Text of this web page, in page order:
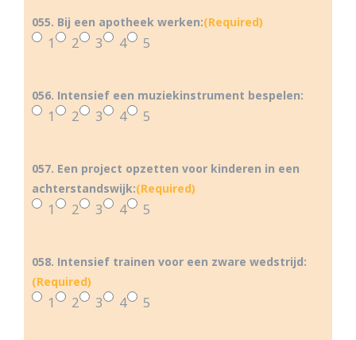
055. Bij een apotheek werken:(Required)
1 2 3 4 5
056. Intensief een muziekinstrument bespelen:
1 2 3 4 5
057. Een project opzetten voor kinderen in een
achterstandswijk:(Required)
1 2 3 4 5
058. Intensief trainen voor een zware wedstrijd:
(Required)
1 2 3 4 5